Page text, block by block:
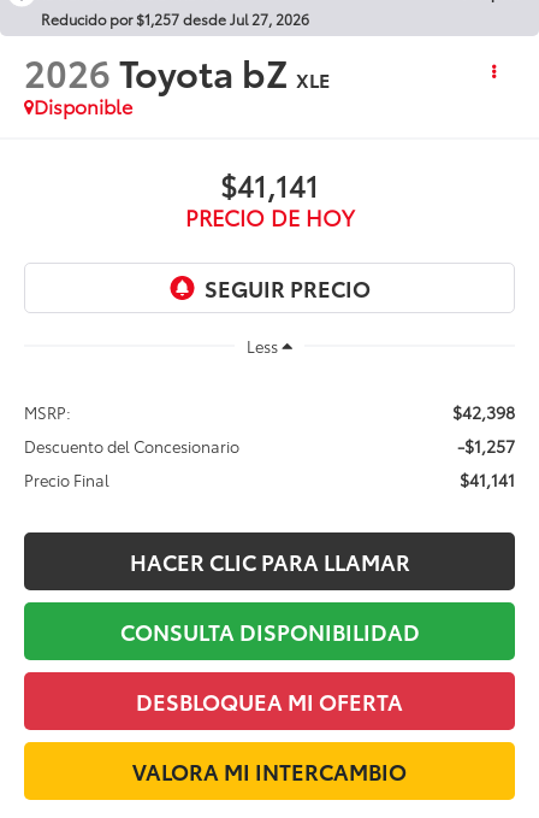
Reducido por $1,257 desde Jul 27, 2026
2026Toyota bZ XLE
Disponible
$41,141
PRECIO DE HOY
Less
MSRP: $42,398
Descuento del Concesionario -$1,257
Precio Final $41,141
HACER CLIC PARA LLAMAR
CONSULTA DISPONIBILIDAD
DESBLOQUEA MI OFERTA
VALORA MI INTERCAMBIO